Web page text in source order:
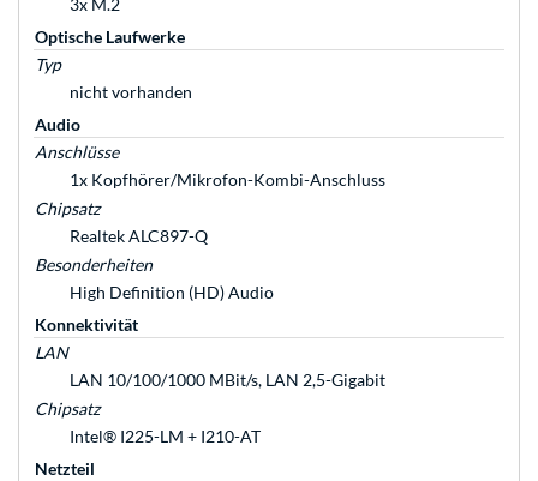
3x M.2
Optische Laufwerke
Typ
nicht vorhanden
Audio
Anschlüsse
1x Kopfhörer/Mikrofon-Kombi-Anschluss
Chipsatz
Realtek ALC897-Q
Besonderheiten
High Definition (HD) Audio
Konnektivität
LAN
LAN 10/100/1000 MBit/s, LAN 2,5-Gigabit
Chipsatz
Intel® I225-LM + I210-AT
Netzteil